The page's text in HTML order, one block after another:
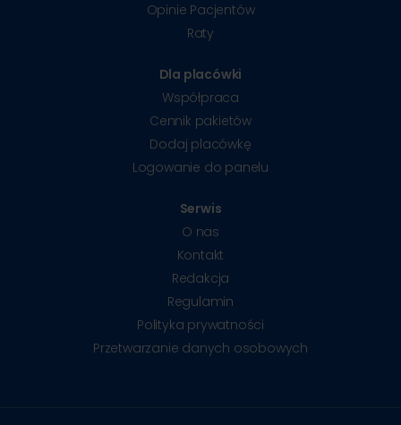
Opinie Pacjentów
Raty
Dla placówki
Współpraca
Cennik pakietów
Dodaj placówkę
Logowanie do panelu
Serwis
O nas
Kontakt
Redakcja
Regulamin
Polityka prywatności
Przetwarzanie danych osobowych